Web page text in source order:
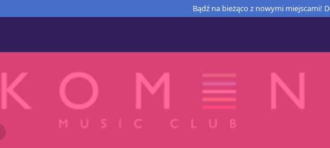
Bądź na bieżąco z nowymi miejscami!